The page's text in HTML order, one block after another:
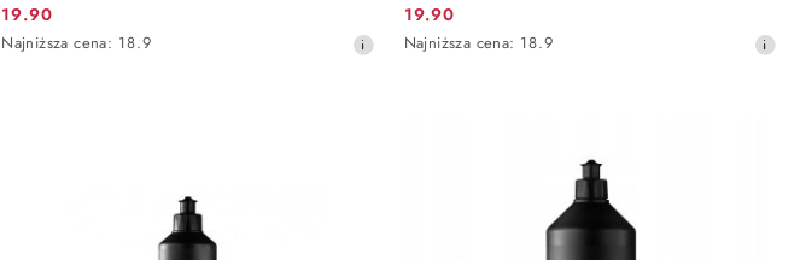
Cena
promocyjna:
19.90
Najniższa
Najniższa cena: 18.9
Cena
promocyjna:
19.90
Najniższa
Najniższa cena: 18.9